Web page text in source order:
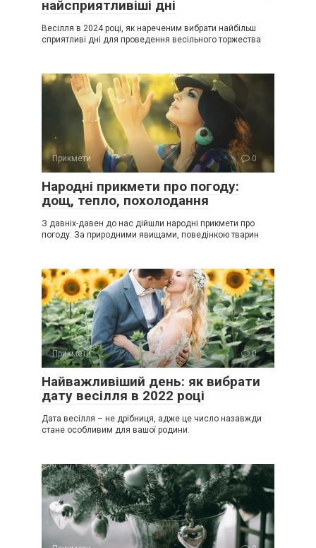
найсприятливіші дні
Весілля в 2024 році, як нареченим вибрати найбільш
сприятливі дні для проведення весільного торжества
Прикмети 0
Народні прикмети про погоду:
дощ, тепло, похолодання
З давніх-давен до нас дійшли народні прикмети про
погоду. За природними явищами, поведінкою тварин
Прикмети 0
Найважливіший день: як вибрати
дату весілля в 2022 році
Дата весілля – не дрібниця, адже це число назавжди
стане особливим для вашої родини.